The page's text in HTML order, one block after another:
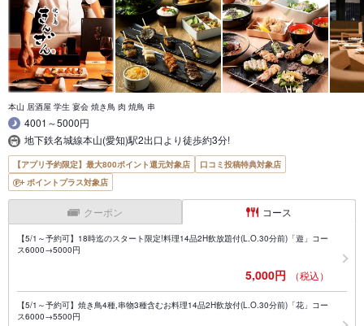
本山 居酒屋 学生 宴会 焼き鳥 肉 焼鳥 串
4001～5000円
地下鉄名城線本山(愛知)駅2出口より徒歩約3分!
【アプリ予約限定】最大800ポイント還元対象店
口コミ投稿特典対象店
ポイントプラス対象店
クーポン コース
【5/1～予約可】18時迄のスタート限定!料理14品2H飲放題付(L.O.30分前)「遊」コー
ス6000→5000円
5,000円 （税込）
【5/1～予約可】焼き鳥4種,串物3種含むお料理14品2H飲放付(L.O.30分前)「花」コー
ス6000→5500円